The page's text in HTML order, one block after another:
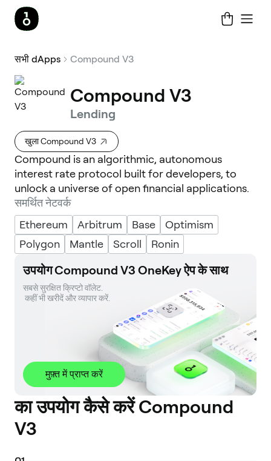
सभी dApps Compound V3
Compound V3
Lending
खुला Compound V3
Compound is an algorithmic, autonomous
interest rate protocol built for developers, to
unlock a universe of open financial applications.
समर्थित नेटवर्क
Ethereum
Arbitrum Base
Optimism
Polygon
Mantle Scroll Ronin
उपयोग Compound V3 OneKey ऐप के साथ
सबसे सुरक्षित क्रिप्टो वॉलेट.
कहीं भी खरीदें और व्यापार करें.
मुफ़्त में प्राप्त करें
का उपयोग कैसे करें Compound
V3